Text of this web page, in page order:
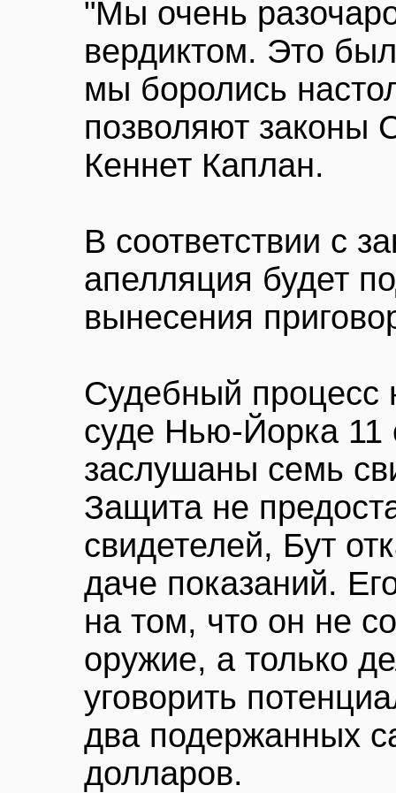
"Мы очень
вердиктом. Это
мы боролись
позволяют законы
Кеннет Каплан.
В соответствии с
апелляция будет
вынесения
Судебный процесс
суде Нью-Йорка 11
заслушаны семь
Защита не
свидетелей, Бут
даче показаний.
на том, что он не
оружие, а только
уговорить
два подержанных
долларов.